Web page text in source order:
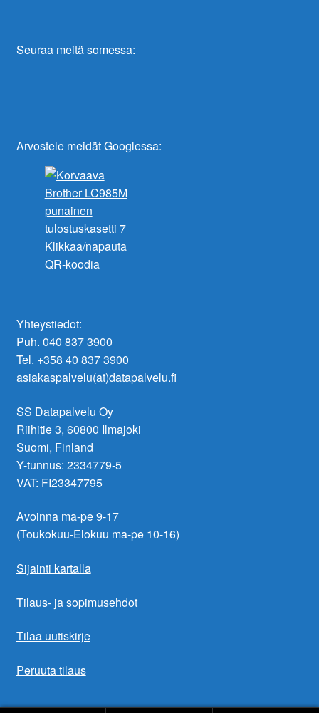
Seuraa meitä somessa:
Arvostele meidät Googlessa:
Klikkaa/napauta
QR-koodia
Yhteystiedot:
Puh. 040 837 3900
Tel. +358 40 837 3900
asiakaspalvelu(at)datapalvelu.fi
SS Datapalvelu Oy
Riihitie 3, 60800 Ilmajoki
Suomi, Finland
Y-tunnus: 2334779-5
VAT: FI23347795
Avoinna ma-pe 9-17
(Toukokuu-Elokuu ma-pe 10-16)
Sijainti kartalla
Tilaus- ja sopimusehdot
Tilaa uutiskirje
Peruuta tilaus